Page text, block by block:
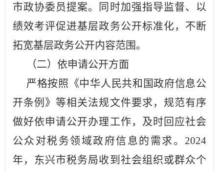
市政协委员提案。
同时加强指导监督、以
绩效考评促进基层政务公开标准化，不断
拓宽基层政务公开内容范围。
（二）依申请公开方面
严格按照《中华人民共和国政府信息公
开条例》等相关法规文件要求，规范有序
做好依申请公开办理工作，及时回应社会
公众对税务领域政府信息的需求。 2024
年， 东兴市税务局收到社会组织或群众个